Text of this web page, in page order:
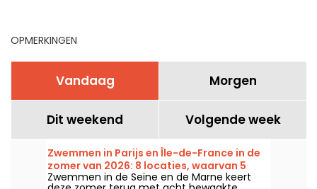
OPMERKINGEN
Vandaag Morgen
Dit weekend Volgende week
Zwemmen in Parijs en Île-de-France in de
zomer van 2026: 8 locaties, waarvan 5
gratis langs de Seine en de Marne
Zwemmen in de Seine en de Marne keert